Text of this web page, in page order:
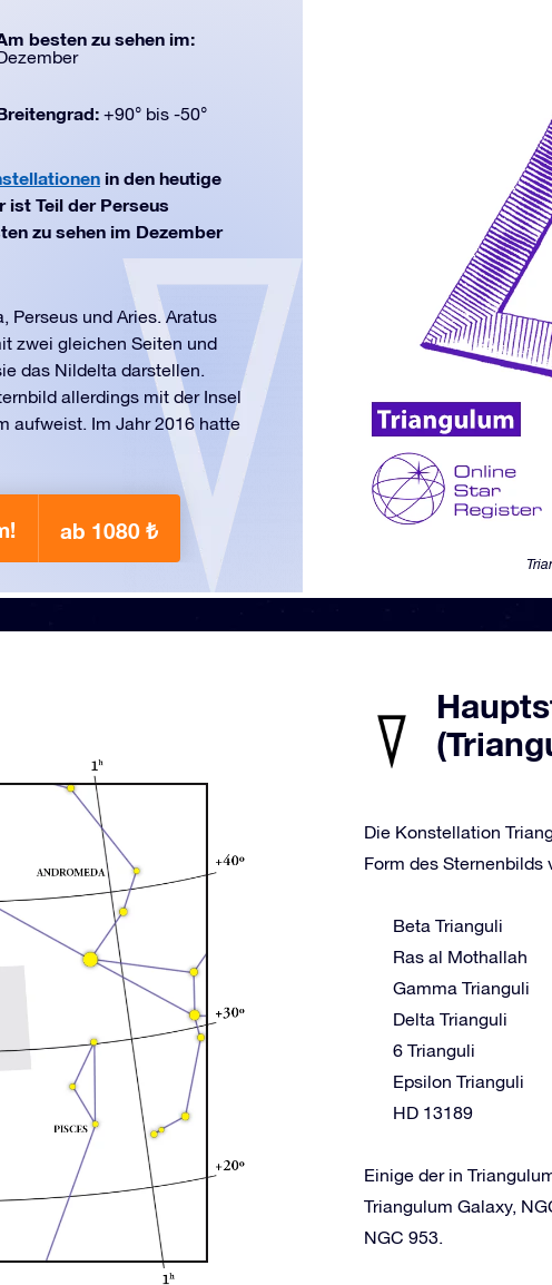
besten zu sehen im:
+90° bis -50°
in den heutige
ist Teil der Perseus
zu sehen im Dezember
Perseus und Aries. Aratus
zwei gleichen Seiten und
das Nildelta darstellen.
allerdings mit der Insel
aufweist. Im Jahr 2016 hatte
ab 1080 ₺
Die Konstellation
Form des
Beta Trianguli
Ras al Mothallah
Gamma Trianguli
Delta Trianguli
6 Trianguli
Epsilon Trianguli
HD 13189
Einige der in
Triangulum Galaxy,
NGC 953.